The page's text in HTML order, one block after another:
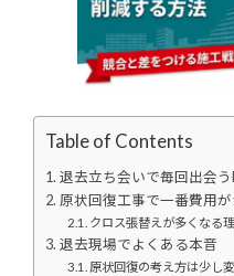
Table of Contents
退去立ち会いで毎回出会う
原状回復工事で一番費用
クロス張替えが多くなる
退去現場でよくある本音
原状回復の考え方は少し